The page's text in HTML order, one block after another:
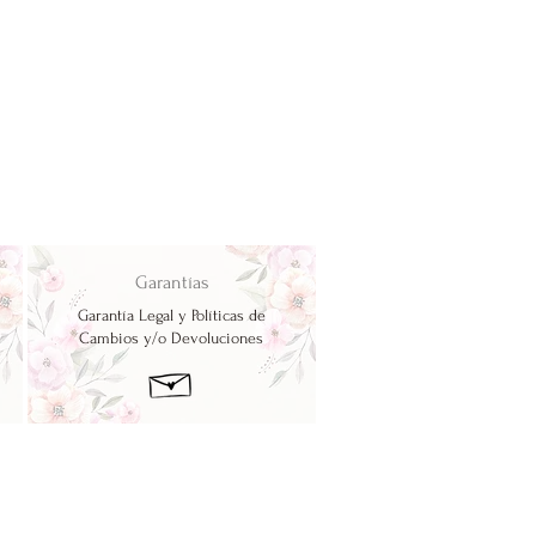
Garantías
Garantía Legal y Políticas de
Cambios y/o Devoluciones